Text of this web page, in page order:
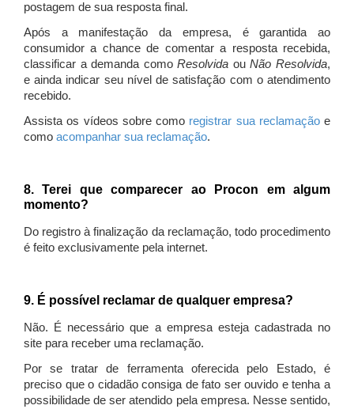
postagem de sua resposta final.
Após a manifestação da empresa, é garantida ao
consumidor a chance de comentar a resposta recebida,
classificar a demanda comoResolvida ouNão Resolvida,
e ainda indicar seu nível de satisfação com o atendimento
recebido.
Assista os vídeos sobre como registrar sua reclamaçãoe
como acompanhar sua reclamação.
8. Terei que comparecer ao Procon em algum
momento?
Do registro à finalização da reclamação, todo procedimento
é feito exclusivamente pela internet.
9. É possível reclamar de qualquer empresa?
Não. É necessário que a empresa esteja cadastrada no
site para receber uma reclamação.
Por se tratar de ferramenta oferecida pelo Estado, é
preciso que o cidadão consiga de fato ser ouvido e tenha a
possibilidade de ser atendido pela empresa. Nesse sentido,